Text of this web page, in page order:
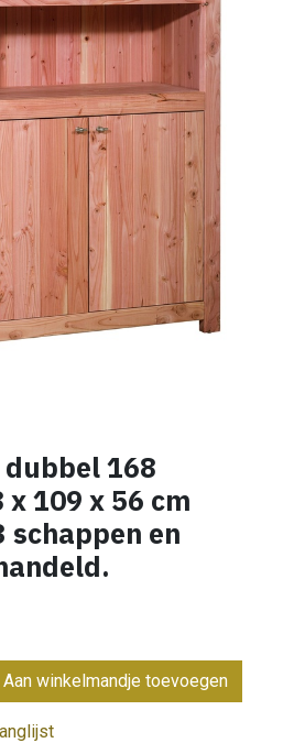
168
109 x 56 cm
schappen en
Aan winkelmandje toevoegen